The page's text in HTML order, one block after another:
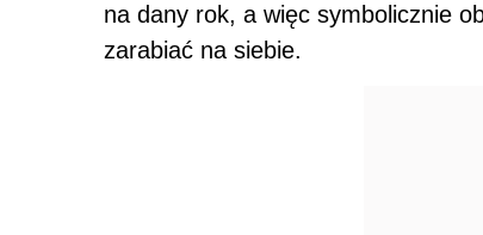
na dany rok, a więc symbolicznie
zarabiać na siebie.